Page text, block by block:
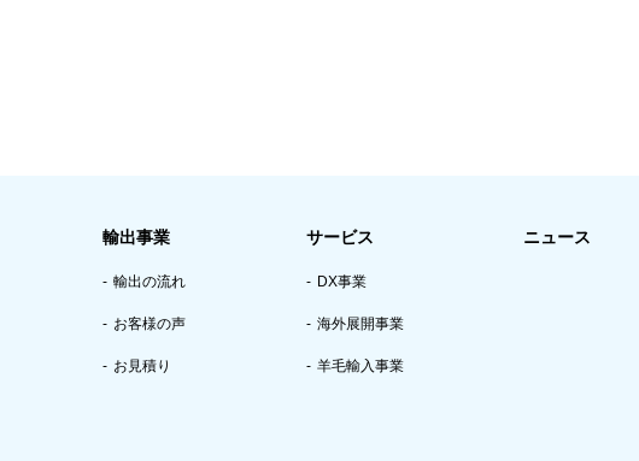
輸出事業
輸出の流れ
お客様の声
お見積り
サービス
DX事業
海外展開事業
羊毛輸入事業
ニュース